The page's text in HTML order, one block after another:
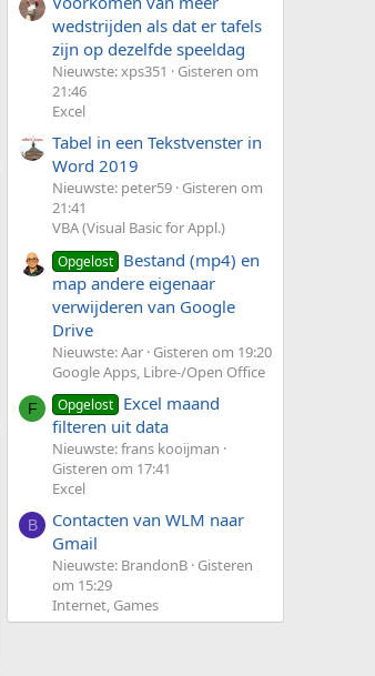
wedstrijden als dat er tafels
zijn op dezelfde speeldag
Nieuwste: xps351
Gisteren om
21:46
Excel
Tabel in een Tekstvenster in
Word 2019
Nieuwste: peter59 Gisteren om
21:41
VBA (Visual Basic for Appl.)
Opgelost Bestand (mp4) en
map andere eigenaar
verwijderen van Google
Drive
Nieuwste: Aar Gisteren om 19:20
Google Apps, Libre-/Open Office
F Opgelost Excel maand
filteren uit data
Nieuwste: frans kooijman
Gisteren om 17:41
Excel
B
Contacten van WLM naar
Gmail
Nieuwste: BrandonB Gisteren
om 15:29
Internet, Games